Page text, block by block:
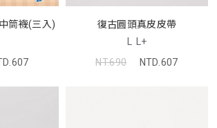
筒襪(三入)
復古圓頭真皮皮帶
L L+
NT.690
NTD.607